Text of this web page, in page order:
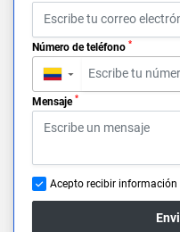
Número de teléfono *
▼
Mensaje *
Acepto recibir